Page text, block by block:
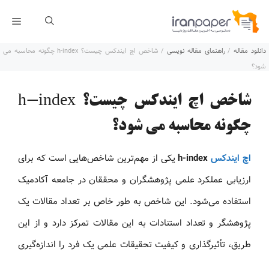
پرش
محتوا
دانلود مقاله/راهنمای مقاله نویسی/
شاخص اچ ایندکس چیست؟ h-index چگونه محاسبه می
شود؟
شاخص اچ ایندکس چیست؟ h-index
چگونه محاسبه می شود؟
اچ ایندکسh-index
یکی از مهم‌ترین شاخص‌هایی است که برای
ارزیابی عملکرد علمی پژوهشگران و محققان در جامعه آکادمیک
استفاده می‌شود. این شاخص به طور خاص بر تعداد مقالات یک
پژوهشگر و تعداد استنادات به این مقالات تمرکز دارد و از این
طریق، تأثیرگذاری و کیفیت تحقیقات علمی یک فرد را اندازه‌گیری